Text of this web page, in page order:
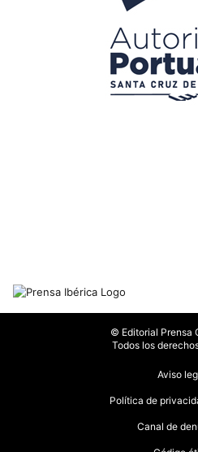
© Editorial Prensa
Todos los
Aviso
Política de
Canal de